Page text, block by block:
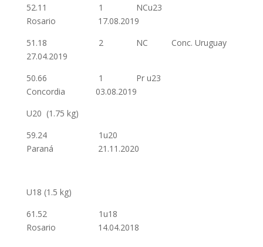
52.11 1 NCu23
Rosario 17.08.2019
51.18 2 NC Conc. Uruguay
27.04.2019
50.66 1 Pr u23
Concordia 03.08.2019
U20 (1.75 kg)
59.24 1u20
Paraná 21.11.2020
U18 (1.5 kg)
61.52 1u18
Rosario 14.04.2018